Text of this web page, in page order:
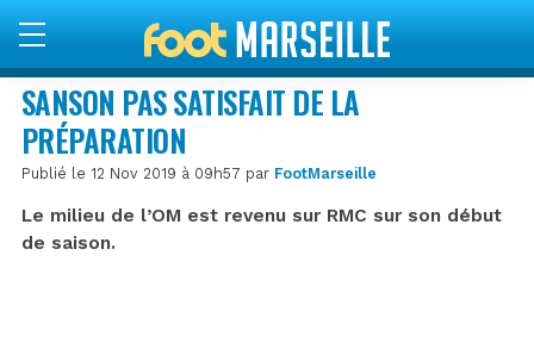
SANSON PAS SATISFAIT DE LA
PRÉPARATION
Publié le 12 Nov 2019 à 09h57 par FootMarseille
Le milieu de l’OM est revenu sur RMC sur son début
de saison.